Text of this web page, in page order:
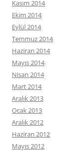
Kasım 2014
Ekim 2014
Eylül 2014
Temmuz 2014
Haziran 2014
Mayıs 2014
Nisan 2014
Mart 2014
Aralık 2013
Ocak 2013
Aralık 2012
Haziran 2012
Mayıs 2012